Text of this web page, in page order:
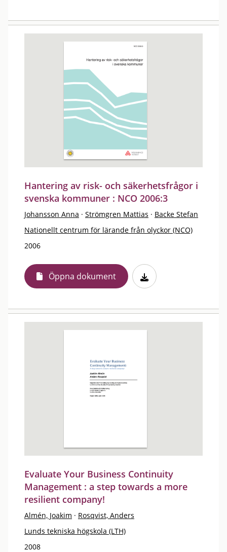
Hantering av risk- och säkerhetsfrågor i
svenska kommuner : NCO 2006:3
Johansson Anna · Strömgren Mattias · Backe Stefan
Nationellt centrum för lärande från olyckor (NCO)
2006
Öppna dokument
Evaluate Your Business Continuity
Management : a step towards a more
resilient company!
Almén, Joakim · Rosqvist, Anders
Lunds tekniska högskola (LTH)
2008